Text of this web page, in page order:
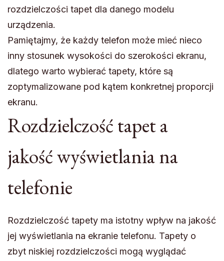
rozdzielczości tapet dla danego modelu
urządzenia.
Pamiętajmy, że każdy telefon może mieć nieco
inny stosunek wysokości do szerokości ekranu,
dlatego warto wybierać tapety, które są
zoptymalizowane pod kątem konkretnej proporcji
ekranu.
Rozdzielczość tapet a
jakość wyświetlania na
telefonie
Rozdzielczość tapety ma istotny wpływ na jakość
jej wyświetlania na ekranie telefonu. Tapety o
zbyt niskiej rozdzielczości mogą wyglądać